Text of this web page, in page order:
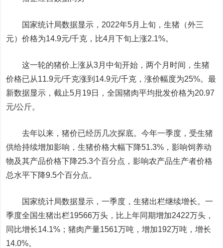
国家统计局数据显示，2022年5月上旬，生猪（外三
元）价格为14.9元/千克，比4月下旬上涨2.1%。
这一轮的猪价上涨从3月中旬开始，两个月时间，生猪
价格已从11.9元/千克涨到14.9元/千克，涨价幅度为25%。最
新数据显示，截止5月19日，全国猪肉平均批发价格为20.97
元/公斤。
去年以来，猪价已经历几次探底。今年一季度，受生猪
供给持续增加影响，生猪价格大幅下降51.3%，影响饲养动
物及其产品价格下降25.3个百分点，影响农产品生产者价格
总水平下降9.5个百分点。
国家统计局数据显示，一季度，生猪出栏继续增长。一
季度全国生猪出栏19566万头，比上年同期增加2422万头，
同比增长14.1%；猪肉产量1561万吨，增加192万吨，增长
14.0%。